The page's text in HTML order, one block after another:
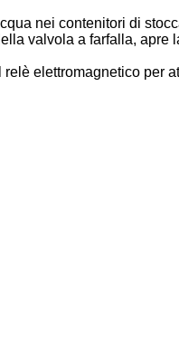
nei contenitori di
valvola a farfalla, apre
elettromagnetico per